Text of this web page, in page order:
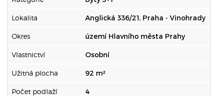
Lokalita Anglická 336/21, Praha - Vinohrady
Okres území Hlavního města Prahy
Vlastnictví Osobní
Užitná plocha 92 m²
Počet podlaží 4